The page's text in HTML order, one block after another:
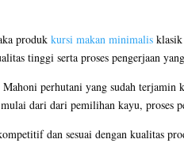
produk kursi makan minimalis
tinggi serta proses pengerjaan
perhutani yang sudah
dari dari pemilihan kayu, proses
dan sesuai dengan kualitas